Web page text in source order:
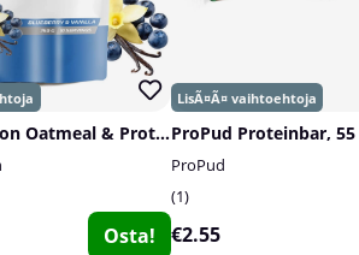
SOLID Nutrition Oatmeal & Protein Mix, 750 g
Osta!
ProPud Proteinbar, 55
ProPud
1
€2.55